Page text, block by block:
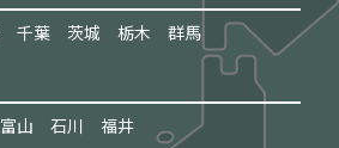
千葉 茨城 栃木 群馬
富山 石川 福井